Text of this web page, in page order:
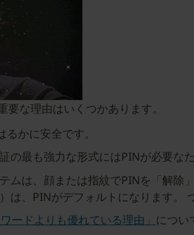
要な理由はいくつかあります。
かに安全です。
の最も強力な形式にはPINが必要な
ムは、顔または指紋でPINを「解
は、PINがデフォルトになります。
ードよりも優れている理由」 につい